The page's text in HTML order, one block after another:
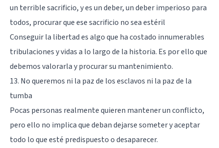
un terrible sacrificio, y es un deber, un deber imperioso para
todos, procurar que ese sacrificio no sea estéril
Conseguir la libertad es algo que ha costado innumerables
tribulaciones y vidas a lo largo de la historia. Es por ello que
debemos valorarla y procurar su mantenimiento.
13. No queremos ni la paz de los esclavos ni la paz de la
tumba
Pocas personas realmente quieren mantener un conflicto,
pero ello no implica que deban dejarse someter y aceptar
todo lo que esté predispuesto o desaparecer.